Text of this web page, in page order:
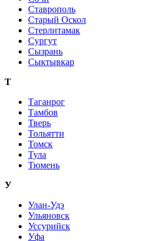
Ставрополь
Старый Оскол
Стерлитамак
Сургут
Сызрань
Сыктывкар
Т
Таганрог
Тамбов
Тверь
Тольятти
Томск
Тула
Тюмень
У
Улан-Удэ
Ульяновск
Уссурийск
Уфа